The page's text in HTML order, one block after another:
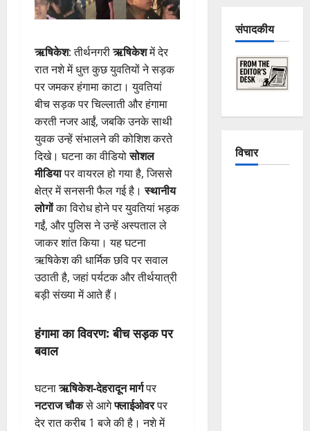
ऋषिकेश: तीर्थनगरीऋषिकेशमें देर
रात नशे में धुत्त कुछ युवतियों ने सड़क
पर जमकर हंगामा काटा। युवतियां
बीच सड़क पर चिल्लाती और हंगामा
करती नजर आईं, जबकि उनके साथी
युवक उन्हें संभालने की कोशिश करते
दिखे। घटना का वीडियोसोशल
मीडियापर वायरल हो गया है, जिससे
क्षेत्र में सनसनी फैल गई है।स्थानीय
लोगोंका विरोध होने पर युवतियां भड़क
गईं, और पुलिस ने उन्हें अस्पताल ले
जाकर शांत किया। यह घटना
ऋषिकेश की धार्मिक छवि पर सवाल
उठाती है, जहां पर्यटक और तीर्थयात्री
बड़ी संख्या में आते हैं।
हंगामा का विवरण: बीच सड़क पर
बवाल
घटनाऋषिकेश-देहरादून मार्गपर
नटराज चौकसे आगेफ्लाईओवरपर
देर रात करीब 1 बजे की है। नशे में
संपादकीय
विचार